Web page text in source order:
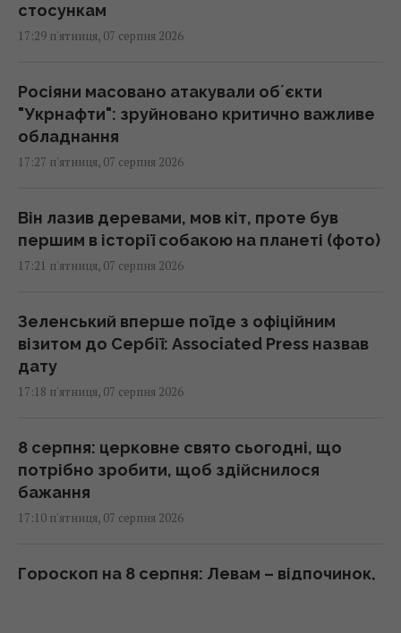
стосункам
17:29 п'ятниця, 07 серпня 2026
Росіяни масовано атакували обʼєкти
"Укрнафти": зруйновано критично важливе
обладнання
17:27 п'ятниця, 07 серпня 2026
Він лазив деревами, мов кіт, проте був
першим в історії собакою на планеті (фото)
17:21 п'ятниця, 07 серпня 2026
Зеленський вперше поїде з офіційним
візитом до Сербії: Associated Press назвав
дату
17:18 п'ятниця, 07 серпня 2026
8 серпня: церковне свято сьогодні, що
потрібно зробити, щоб здійснилося
бажання
17:10 п'ятниця, 07 серпня 2026
Гороскоп на 8 серпня: Левам – відпочинок,